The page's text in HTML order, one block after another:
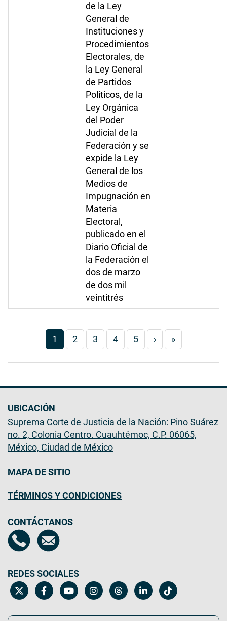
de la Ley
General de
Instituciones y
Procedimientos
Electorales, de
la Ley General
de Partidos
Políticos, de la
Ley Orgánica
del Poder
Judicial de la
Federación y se
expide la Ley
General de los
Medios de
Impugnación en
Materia
Electoral,
publicado en el
Diario Oficial de
la Federación el
dos de marzo
de dos mil
veintitrés
Página
actual
1 Página
2 Página
3 Página
4 Página
5
Siguiente
página
›
Última
página
»
UBICACIÓN
Suprema Corte de Justicia de la Nación: Pino Suárez
no. 2, Colonia Centro. Cuauhtémoc, C.P. 06065,
México, Ciudad de México
MAPA DE SITIO
TÉRMINOS Y CONDICIONES
CONTÁCTANOS
REDES SOCIALES